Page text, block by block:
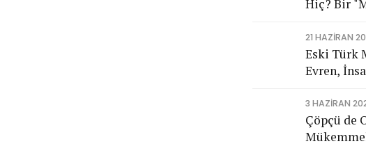
Hiç? Bir
21 HAZIRAN
Eski Türk
Evren,
3 HAZIRAN
Çöpçü de